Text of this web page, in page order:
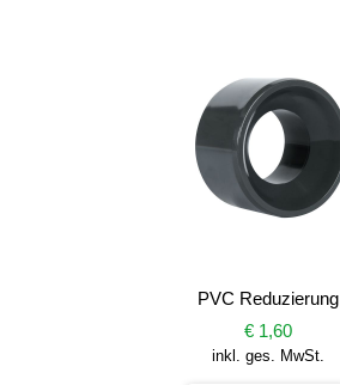
PVC Reduzierung
€ 1,60
inkl. ges. MwSt.